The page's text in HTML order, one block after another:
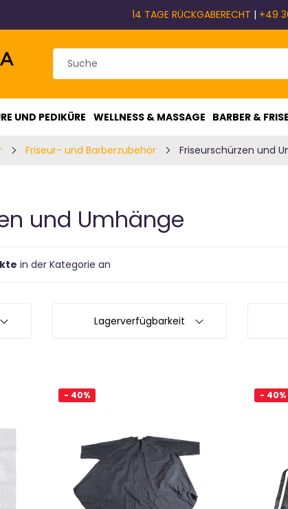
14 TAGE RÜCKGABERECHT | +49
UND PEDIKÜRE WELLNESS & MASSAGE BARBER &
Friseur- und Barberzubehör Friseurschürzen und
und Umhänge
in der Kategorie an
Lagerverfügbarkeit
- 40% - 40%